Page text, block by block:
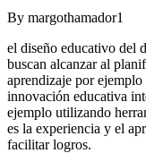
By margothamador1
el diseño educativo del
buscan alcanzar al
aprendizaje por
innovación educativa
ejemplo utilizando
es la experiencia y el
facilitar logros.